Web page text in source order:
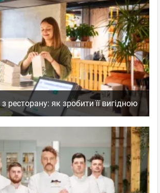
ресторану: як зробити її вигідною